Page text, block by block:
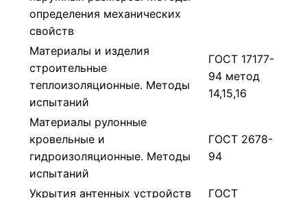
определения механических
свойств
Материалы и изделия
строительные
теплоизоляционные. Методы
испытаний
ГОСТ 17177-
94 метод
14,15,16
Материалы рулонные
кровельные и
гидроизоляционные. Методы
испытаний
ГОСТ 2678-
94
Укрытия антенных устройств
ГОСТ